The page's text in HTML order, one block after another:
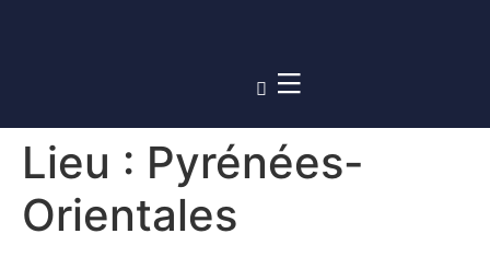
Lieu : Pyrénées-
Orientales